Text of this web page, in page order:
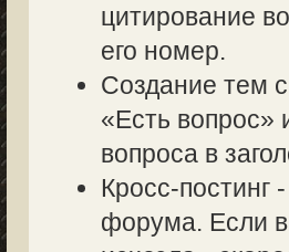
цитирование
его номер.
Создание тем
«Есть вопрос»
вопроса в
Кросс-постинг
форума. Если